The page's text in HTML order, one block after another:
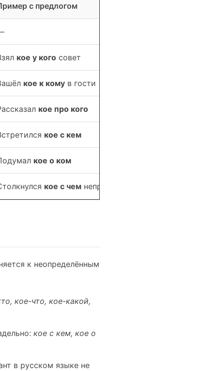
с предлогом
кое у кого совет
кое к кому в гости
кое про кого
кое с кем
кое о ком
кое с чем неприятным
к неопределённым
кое-что, кое-какой,
кое с кем, кое о
в русском языке не